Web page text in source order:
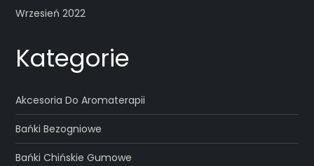
Wrzesień 2022
Kategorie
Akcesoria Do Aromaterapii
Bańki Bezogniowe
Bańki Chińskie Gumowe